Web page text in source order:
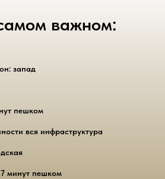
важном:
запад
пешком
вся инфраструктура
минут пешком